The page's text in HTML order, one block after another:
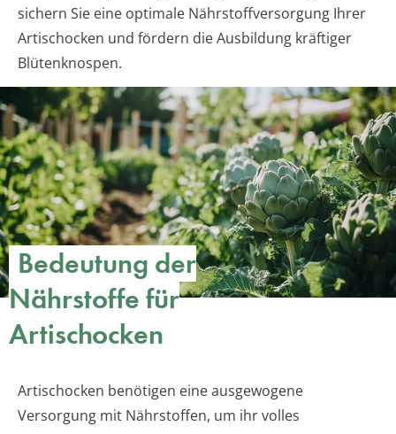
sichern Sie eine optimale Nährstoffversorgung Ihrer
Artischocken und fördern die Ausbildung kräftiger
Blütenknospen.
Bedeutung der
Nährstoffe für
Artischocken
Artischocken benötigen eine ausgewogene
Versorgung mit Nährstoffen, um ihr volles